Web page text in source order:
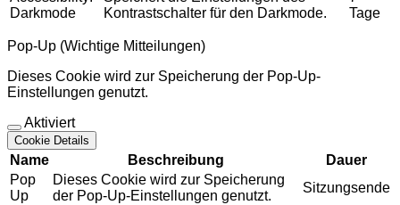
Darkmode
Kontrastschalter für den Darkmode.
Tage
Pop-Up (Wichtige Mitteilungen)
Dieses Cookie wird zur Speicherung der Pop-Up-
Einstellungen genutzt.
Aktiviert
Cookie Details
Name Beschreibung
Dauer
Pop
Up
Dieses Cookie wird zur Speicherung
der Pop-Up-Einstellungen genutzt.
Sitzungsende